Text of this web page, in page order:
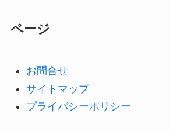
ページ
お問合せ
サイトマップ
プライバシーポリシー